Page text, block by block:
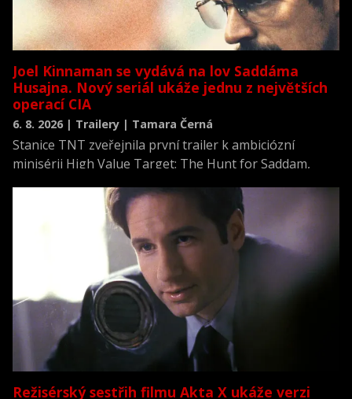
Joel Kinnaman se vydává na lov Saddáma
Husajna. Nový seriál ukáže jednu z největších
operací CIA
6. 8. 2026 | Trailery | Tamara Černá
Stanice TNT zveřejnila první trailer k ambiciózní
minisérii High Value Target: The Hunt for Saddam,
novodobých dějin.
Režisérský sestřih filmu Akta X ukáže verzi